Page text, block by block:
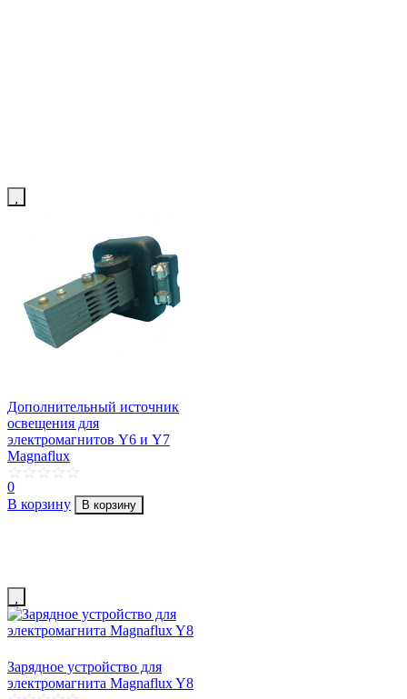
Дополнительный источник
освещения для
электромагнитов Y6 и Y7
Magnaflux
0
В корзину
В корзину
Зарядное устройство для
электромагнита Magnaflux Y8